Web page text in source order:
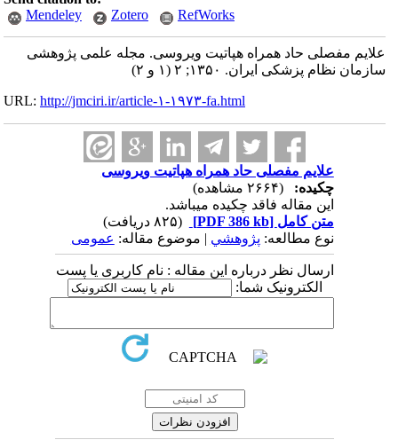
Mendeley
Zotero RefWorks
علایم مفصلی حاد همراه هپاتیت ویروسی. مجله علمی پژوهشی
سازمان نظام پزشکی ایران. ۱۳۵۰; ۲ (۱ و ۲)
URL:http://jmciri.ir/article-۱-۱۹۷۳-fa.html
علایم مفصلی حاد همراه هپاتیت ویروسی
چکیده:
این مقاله فاقد چکیده می​باشد.
متن کامل[PDF 386 kb]
نوع مطالعه:پژوهشي| موضوع مقاله:عمومى
ارسال نظر درباره این مقاله : نام کاربری یا پست
الکترونیک شما: